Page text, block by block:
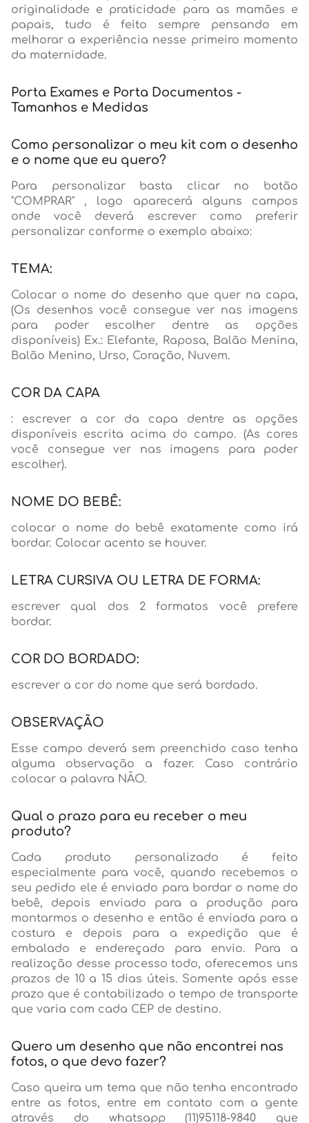
originalidade e praticidade para as mamães e
papais, tudo é feito sempre pensando em
melhorar a experiência nesse primeiro momento
da maternidade.
Porta Exames e Porta Documentos -
Tamanhos e Medidas
Como personalizar o meu kit com o desenho
e o nome que eu quero?
Para personalizar basta clicar no botão
"COMPRAR" , logo aparecerá alguns campos
onde você deverá escrever como preferir
personalizar conforme o exemplo abaixo:
TEMA:
Colocar o nome do desenho que quer na capa,
(Os desenhos você consegue ver nas imagens
para poder escolher dentre as opções
disponíveis) Ex.: Elefante, Raposa, Balão Menina,
Balão Menino, Urso, Coração, Nuvem.
COR DA CAPA
: escrever a cor da capa dentre as opções
disponíveis escrita acima do campo. (As cores
você consegue ver nas imagens para poder
escolher).
NOME DO BEBÊ:
colocar o nome do bebê exatamente como irá
bordar. Colocar acento se houver.
LETRA CURSIVA OU LETRA DE FORMA:
escrever qual dos 2 formatos você prefere
bordar.
COR DO BORDADO:
escrever a cor do nome que será bordado.
OBSERVAÇÃO
Esse campo deverá sem preenchido caso tenha
alguma observação a fazer. Caso contrário
colocar a palavra NÃO.
Qual o prazo para eu receber o meu
produto?
Cada produto personalizado é feito
especialmente para você, quando recebemos o
seu pedido ele é enviado para bordar o nome do
bebê, depois enviado para a produção para
montarmos o desenho e então é enviada para a
costura e depois para a expedição que é
embalado e endereçado para envio. Para a
realização desse processo todo, oferecemos uns
prazos de 10 a 15 dias úteis. Somente após esse
prazo que é contabilizado o tempo de transporte
que varia com cada CEP de destino.
Quero um desenho que não encontrei nas
fotos, o que devo fazer?
Caso queira um tema que não tenha encontrado
entre as fotos, entre em contato com a gente
através do whatsapp (11)95118-9840 que